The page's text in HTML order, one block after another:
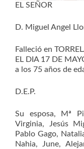
EL SEÑOR
D. Miguel Angel
Falleció en
EL DIA 17 DE
a los 75 años de
D.E.P.
Su esposa, Mª
Virginia, Jesús
Pablo Gago,
Nahia, June,